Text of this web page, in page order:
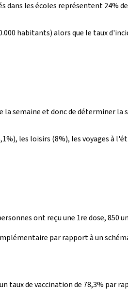
les écoles représentent 24%
habitants) alors que le taux
semaine et donc de déterminer
les loisirs (8%), les voyages à
ont reçu une 1re dose, 850
par rapport à un
taux de vaccination de 78,3% par